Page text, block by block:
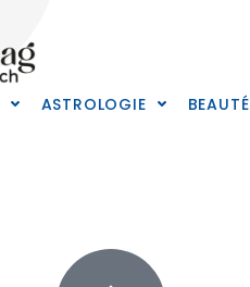
ASTROLOGIE BEAUTÉ